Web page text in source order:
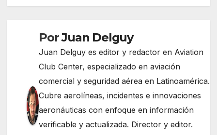
PorJuan Delguy
Juan Delguy es editor y redactor en Aviation
Club Center, especializado en aviación
comercial y seguridad aérea en Latinoamérica.
Cubre aerolíneas, incidentes e innovaciones
aeronáuticas con enfoque en información
verificable y actualizada. Director y editor.